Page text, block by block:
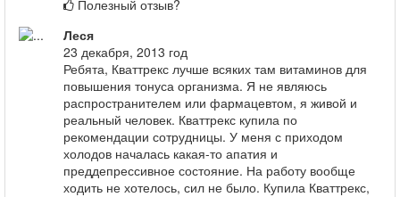
Полезный отзыв?
Леся
23 декабря, 2013 год
Ребята, Кваттрекс лучше всяких там витаминов для
повышения тонуса организма. Я не являюсь
распространителем или фармацевтом, я живой и
реальный человек. Кваттрекс купила по
рекомендации сотрудницы. У меня с приходом
холодов началась какая-то апатия и
преддепрессивное состояние. На работу вообще
ходить не хотелось, сил не было. Купила Кваттрекс,